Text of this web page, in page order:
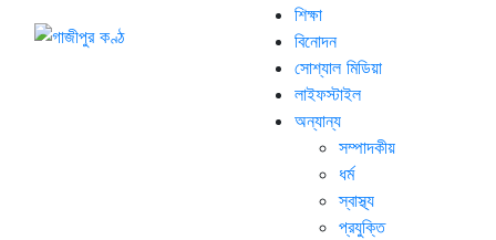
শিক্ষা
বিনোদন
সোশ্যাল মিডিয়া
লাইফস্টাইল
অন্যান্য
সম্পাদকীয়
ধর্ম
স্বাস্থ্য
প্রযুক্তি